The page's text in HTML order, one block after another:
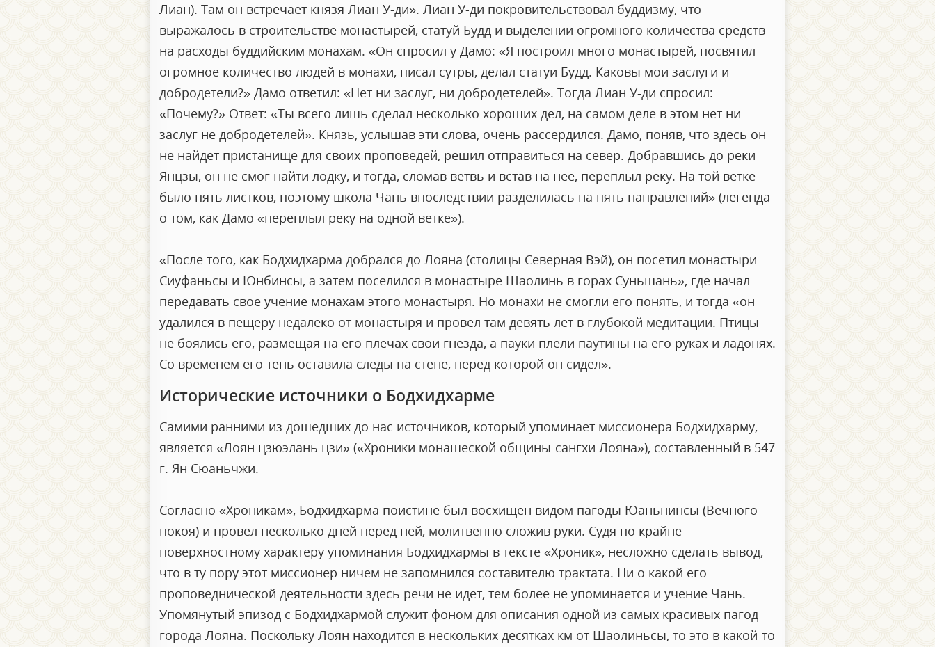
Лиан). Там он встречает князя Лиан У-ди». Лиан У-ди покровительствовал буддизму, что
выражалось в строительстве монастырей, статуй Будд и выделении огромного количества средств
на расходы буддийским монахам. «Он спросил у Дамо: «Я построил много монастырей, посвятил
огромное количество людей в монахи, писал сутры, делал статуи Будд. Каковы мои заслуги и
добродетели?» Дамо ответил: «Нет ни заслуг, ни добродетелей». Тогда Лиан У-ди спросил:
«Почему?» Ответ: «Ты всего лишь сделал несколько хороших дел, на самом деле в этом нет ни
заслуг не добродетелей». Князь, услышав эти слова, очень рассердился. Дамо, поняв, что здесь он
не найдет пристанище для своих проповедей, решил отправиться на север. Добравшись до реки
Янцзы, он не смог найти лодку, и тогда, сломав ветвь и встав на нее, переплыл реку. На той ветке
было пять листков, поэтому школа Чань впоследствии разделилась на пять направлений» (легенда
о том, как Дамо «переплыл реку на одной ветке»).
«После того, как Бодхидхарма добрался до Лояна (столицы Северная Вэй), он посетил монастыри
Сиуфаньсы и Юнбинсы, а затем поселился в монастыре Шаолинь в горах Суньшань», где начал
передавать свое учение монахам этого монастыря. Но монахи не смогли его понять, и тогда «он
удалился в пещеру недалеко от монастыря и провел там девять лет в глубокой медитации. Птицы
не боялись его, размещая на его плечах свои гнезда, а пауки плели паутины на его руках и ладонях.
Со временем его тень оставила следы на стене, перед которой он сидел».
Исторические источники о Бодхидхарме
Самими ранними из дошедших до нас источников, который упоминает миссионера Бодхидхарму,
является «Лоян цзюэлань цзи» («Хроники монашеской общины-сангхи Лояна»), составленный в 547
г. Ян Сюаньчжи.
Согласно «Хроникам», Бодхидхарма поистине был восхищен видом пагоды Юаньнинсы (Вечного
покоя) и провел несколько дней перед ней, молитвенно сложив руки. Судя по крайне
поверхностному характеру упоминания Бодхидхармы в тексте «Хроник», несложно сделать вывод,
что в ту пору этот миссионер ничем не запомнился составителю трактата. Ни о какой его
проповеднической деятельности здесь речи не идет, тем более не упоминается и учение Чань.
Упомянутый эпизод с Бодхидхармой служит фоном для описания одной из самых красивых пагод
города Лояна. Поскольку Лоян находится в нескольких десятках км от Шаолиньсы, то это в какой-то